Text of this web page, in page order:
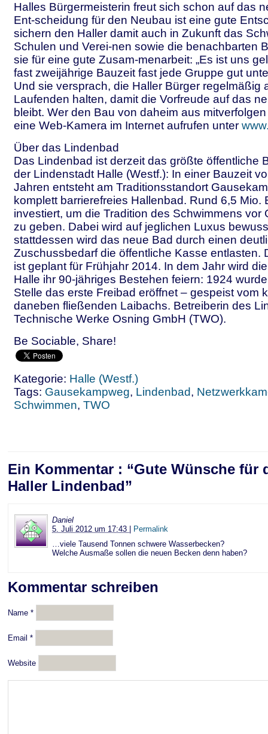
Halles Bürgermeisterin freut sich schon auf das
Ent-scheidung für den Neubau ist eine gute
sichern den Haller damit auch in Zukunft das
Schulen und Verei-nen sowie die benachbarten
sie für eine gute Zusam-menarbeit: „Es ist uns
fast zweijährige Bauzeit fast jede Gruppe gut
Und sie versprach, die Haller Bürger regelmäßig
Laufenden halten, damit die Vorfreude auf das
bleibt. Wer den Bau von daheim aus
eine Web-Kamera im Internet aufrufen unter
Über das Lindenbad
Das Lindenbad ist derzeit das größte öffentliche
der Lindenstadt Halle (Westf.): In einer Bauzeit
Jahren entsteht am Traditionsstandort
komplett barrierefreies Hallenbad. Rund 6,5 Mio.
investiert, um die Tradition des Schwimmens vor
zu geben. Dabei wird auf jeglichen Luxus
stattdessen wird das neue Bad durch einen
Zuschussbedarf die öffentliche Kasse entlasten.
ist geplant für Frühjahr 2014. In dem Jahr wird
Halle ihr 90-jähriges Bestehen feiern: 1924
Stelle das erste Freibad eröffnet – gespeist vom
daneben fließenden Laibachs. Betreiberin des
Technische Werke Osning GmbH (TWO).
Be Sociable, Share!
Kategorie: Halle (Westf.)
Tags: Gausekampweg, Lindenbad,
Schwimmen, TWO
Ein Kommentar : “Gute Wünsche für
Haller Lindenbad”
Daniel
5. Juli 2012 um 17:43
Permalink
…viele Tausend Tonnen schwere Wasserbecken?
Welche Ausmaße sollen die neuen Becken denn haben?
Kommentar schreiben
Name *
Email *
Website